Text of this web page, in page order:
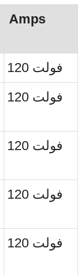
Amps
120 فولت
120 فولت
120 فولت
120 فولت
120 فولت